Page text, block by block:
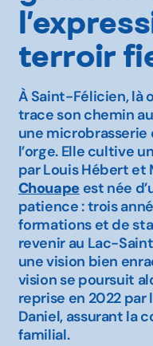
terroir
À Saint-Félicien, là
trace son chemin
une
l’orge. Elle cultive
par Louis Hébert et
Chouape est née
patience : trois
formations et de
revenir au Lac-
une vision bien
vision se poursuit
reprise en 2022 par
Daniel, assurant la
familial.